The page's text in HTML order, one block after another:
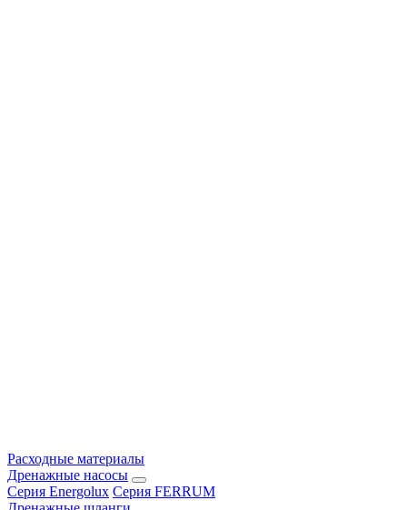
Расходные материалы
Дренажные насосы
Серия Energolux Серия FERRUM